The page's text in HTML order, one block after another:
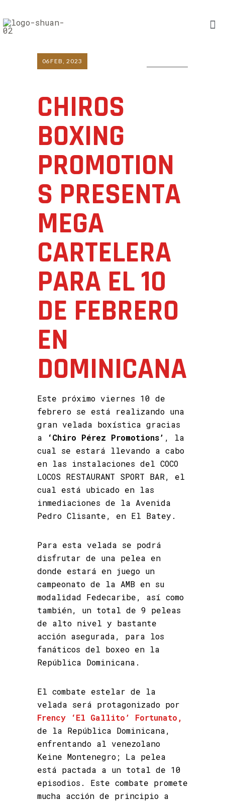
06FEB, 2023
CHIROS
BOXING
PROMOTION
S PRESENTA
MEGA
CARTELERA
PARA EL 10
DE FEBRERO
EN
DOMINICANA
Este próximo viernes 10 de
febrero se está realizando una
gran velada boxística gracias
a ‘Chiro Pérez Promotions’ , la
cual se estará llevando a cabo
en las instalaciones del COCO
LOCOS RESTAURANT SPORT BAR, el
cual está ubicado en las
inmediaciones de la Avenida
Pedro Clisante, en El Batey.
Para esta velada se podrá
disfrutar de una pelea en
donde estará en juego un
campeonato de la AMB en su
modalidad Fedecaribe, así como
también, un total de 9 peleas
de alto nivel y bastante
acción asegurada, para los
fanáticos del boxeo en la
República Dominicana.
El combate estelar de la
velada será protagonizado por
Frency ‘El Gallito’ Fortunato,
de la República Dominicana,
enfrentando al venezolano
Keine Montenegro; La pelea
está pactada a un total de 10
episodios. Este combate promete
mucha acción de principio a